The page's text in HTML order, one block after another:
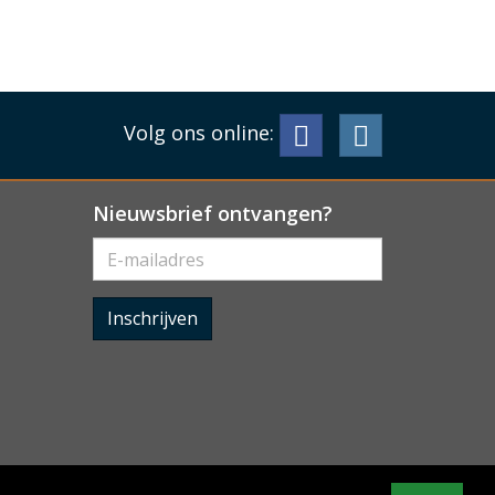
Volg ons online:
Nieuwsbrief ontvangen?
Inschrijven